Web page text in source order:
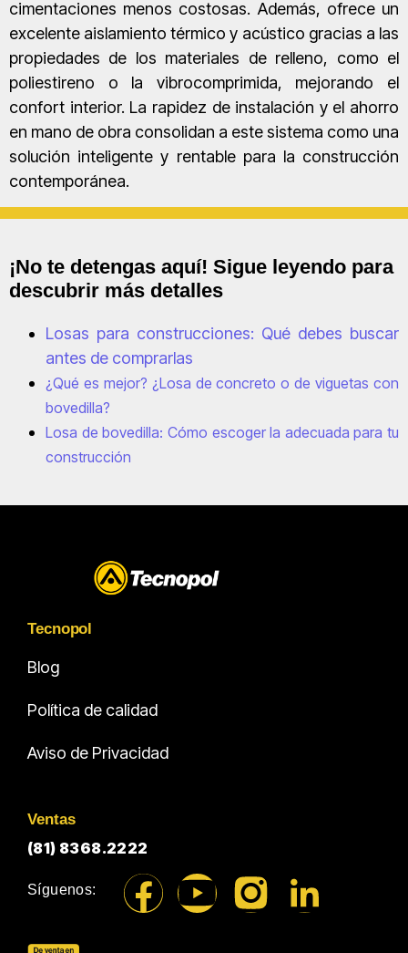
cimentaciones menos costosas. Además, ofrece un
excelente aislamiento térmico y acústico gracias a las
propiedades de los materiales de relleno, como el
poliestireno o la vibrocomprimida, mejorando el
confort interior. La rapidez de instalación y el ahorro
en mano de obra consolidan a este sistema como una
solución inteligente y rentable para la construcción
contemporánea.
¡No te detengas aquí! Sigue leyendo para
descubrir más detalles
Losas para construcciones: Qué debes buscar
antes de comprarlas
¿Qué es mejor? ¿Losa de concreto o de viguetas con
bovedilla?
Losa de bovedilla: Cómo escoger la adecuada para tu
construcción
Tecnopol
Blog
Política de calidad
Aviso de Privacidad
Ventas
(81) 8368.2222
Síguenos: